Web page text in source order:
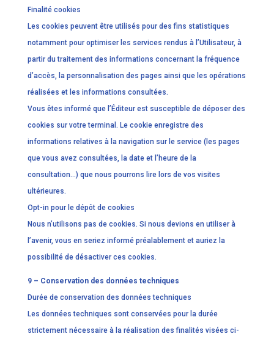
Finalité cookies
Les cookies peuvent être utilisés pour des fins statistiques
notamment pour optimiser les services rendus à l’Utilisateur, à
partir du traitement des informations concernant la fréquence
d’accès, la personnalisation des pages ainsi que les opérations
réalisées et les informations consultées.
Vous êtes informé que l’Éditeur est susceptible de déposer des
cookies sur votre terminal. Le cookie enregistre des
informations relatives à la navigation sur le service (les pages
que vous avez consultées, la date et l’heure de la
consultation…) que nous pourrons lire lors de vos visites
ultérieures.
Opt-in pour le dépôt de cookies
Nous n’utilisons pas de cookies. Si nous devions en utiliser à
l’avenir, vous en seriez informé préalablement et auriez la
possibilité de désactiver ces cookies.
9 – Conservation des données techniques
Durée de conservation des données techniques
Les données techniques sont conservées pour la durée
strictement nécessaire à la réalisation des finalités visées ci-